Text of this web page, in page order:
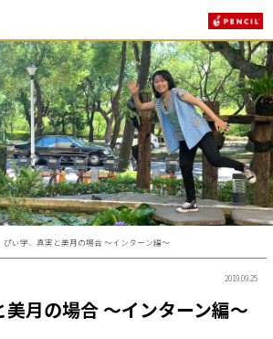
ぴぃ学、真実と美月の場合 〜インターン編〜
2019.09.25
月の場合 〜インターン編〜